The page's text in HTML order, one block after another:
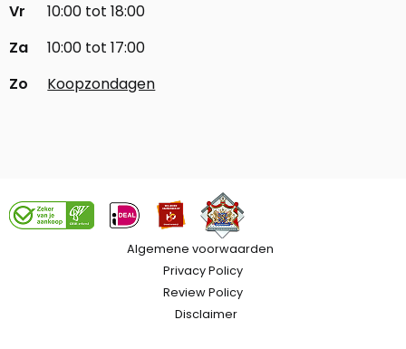
Vr
10:00 tot 18:00
Za
10:00 tot 17:00
Zo
Koopzondagen
Algemene voorwaarden
Privacy Policy
Review Policy
Disclaimer